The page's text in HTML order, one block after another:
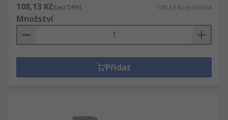
108,13 Kč(bez DPH) 108,13 Kč/jednotka
Množství
Přidat